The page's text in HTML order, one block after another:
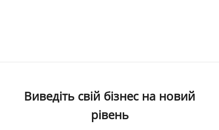
Виведіть свій бізнес на новий
рівень